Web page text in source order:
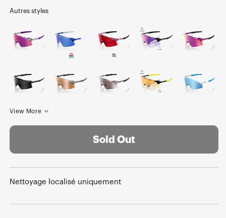
Autres styles
View More
Sold Out
Nettoyage localisé uniquement